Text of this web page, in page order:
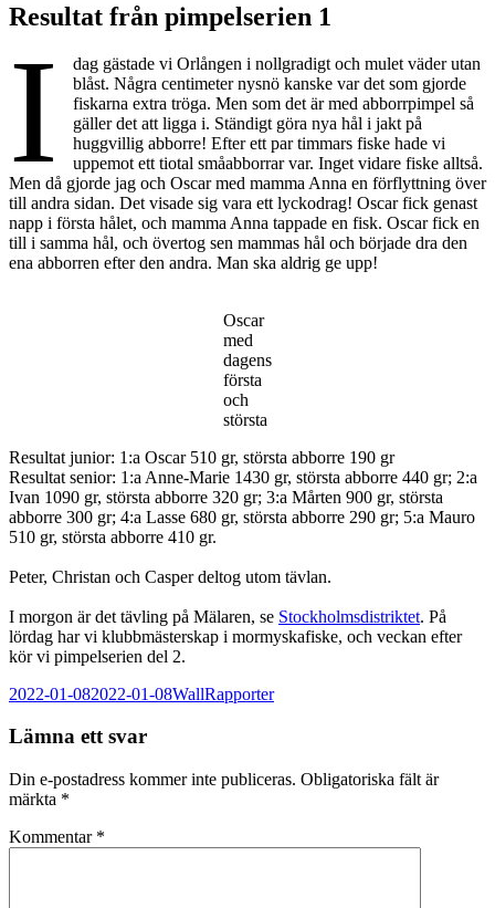
Resultat från pimpelserien 1
I
dag gästade vi Orlången i nollgradigt och mulet väder utan
blåst. Några centimeter nysnö kanske var det som gjorde
fiskarna extra tröga. Men som det är med abborrpimpel så
gäller det att ligga i. Ständigt göra nya hål i jakt på
huggvillig abborre! Efter ett par timmars fiske hade vi
uppemot ett tiotal småabborrar var. Inget vidare fiske alltså.
Men då gjorde jag och Oscar med mamma Anna en förflyttning över
till andra sidan. Det visade sig vara ett lyckodrag! Oscar fick genast
napp i första hålet, och mamma Anna tappade en fisk. Oscar fick en
till i samma hål, och övertog sen mammas hål och började dra den
ena abborren efter den andra. Man ska aldrig ge upp!
Oscar
med
dagens
första
och
största
Resultat junior: 1:a Oscar 510 gr, största abborre 190 gr
Resultat senior: 1:a Anne-Marie 1430 gr, största abborre 440 gr; 2:a
Ivan 1090 gr, största abborre 320 gr; 3:a Mårten 900 gr, största
abborre 300 gr; 4:a Lasse 680 gr, största abborre 290 gr; 5:a Mauro
510 gr, största abborre 410 gr.
Peter, Christan och Casper deltog utom tävlan.
I morgon är det tävling på Mälaren, se Stockholmsdistriktet. På
lördag har vi klubbmästerskap i mormyskafiske, och veckan efter
kör vi pimpelserien del 2.
Postat
2022-01-082022-01-08Författare
WallKategorier
Rapporter
Lämna ett svar
Din e-postadress kommer inte publiceras. Obligatoriska fält är
märkta *
Kommentar *